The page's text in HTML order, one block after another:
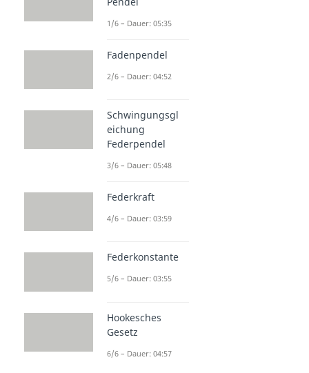
1/6 – Dauer: 05:35
Fadenpendel
2/6 – Dauer: 04:52
Schwingungsgl
eichung
Federpendel
3/6 – Dauer: 05:48
Federkraft
4/6 – Dauer: 03:59
Federkonstante
5/6 – Dauer: 03:55
Hookesches
Gesetz
6/6 – Dauer: 04:57